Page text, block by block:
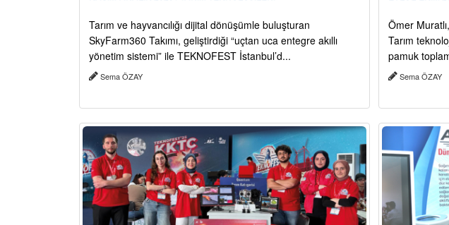
Tarım ve hayvancılığı dijital dönüşümle buluşturan
SkyFarm360 Takımı, geliştirdiği “uçtan uca entegre akıllı
yönetim sistemi” ile TEKNOFEST İstanbul’d...
Sema ÖZAY
Ömer
Tarım
pamuk
Sema ÖZAY